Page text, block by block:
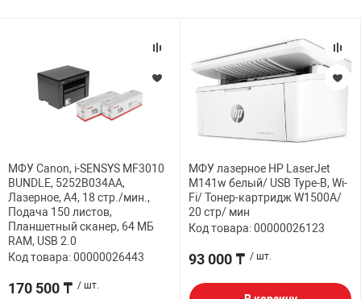
МФУ Canon, i-SENSYS MF3010
BUNDLE, 5252B034AA,
Лазерное, A4, 18 стр./мин.,
Подача 150 листов,
Планшетный сканер, 64 МБ
RAM, USB 2.0
Код товара: 00000026443
170 500 ₸ / шт.
МФУ лазерное HP LaserJet
M141w белый/ USB Type-B, Wi-
Fi/ Тонер-картридж W1500A/
20 стр/ мин
Код товара: 00000026123
93 000 ₸ / шт.